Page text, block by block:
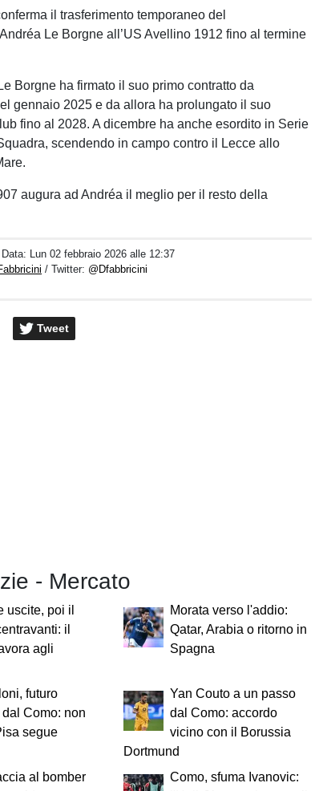
il trasferimento temporaneo del
Le Borgne all’US Avellino 1912 fino al termine
Borgne ha firmato il suo primo contratto da
gennaio 2025 e da allora ha prolungato il suo
fino al 2028. A dicembre ha anche esordito in Serie
scendendo in campo contro il Lecce allo
augura ad Andréa il meglio per il resto della
Lun 02 febbraio 2026 alle 12:37
/ Twitter: @Dfabbricini
Tweet
- Mercato
uscite, poi il
il
agli
Morata verso l'addio:
Qatar, Arabia o ritorno in
Spagna
futuro
dal Como: non
segue
Yan Couto a un passo
dal Como: accordo
vicino con il Borussia
Dortmund
al bomber
Como, sfuma Ivanovic: